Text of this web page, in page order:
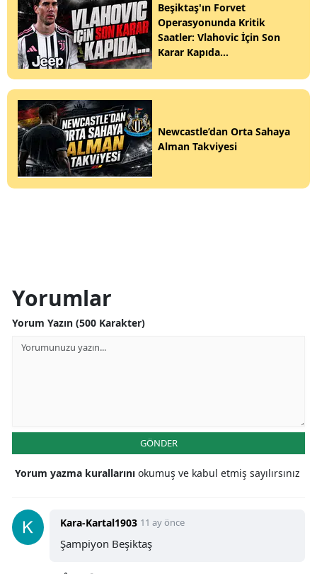
Beşiktaş'ın Forvet
Operasyonunda Kritik
Saatler: Vlahovic İçin Son
Karar Kapıda...
Newcastle’dan Orta Sahaya
Alman Takviyesi
Yorumlar
Yorum Yazın (500 Karakter)
GÖNDER
Yorum yazma kurallarını okumuş ve kabul etmiş sayılırsınız
Kara-Kartal1903 11 ay önce
Şampiyon Beşiktaş